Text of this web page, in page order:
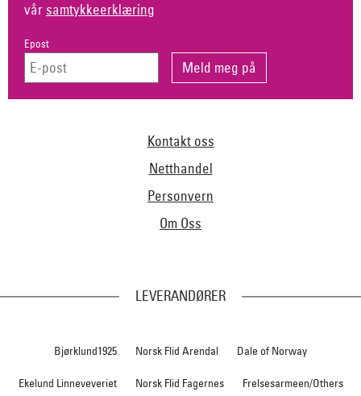
vår samtykkeerklæring
Epost
Kontakt oss
Netthandel
Personvern
Om Oss
LEVERANDØRER
Bjørklund1925 Norsk Flid Arendal Dale of Norway
Ekelund Linneveveriet Norsk Flid Fagernes Frelsesarmeen/Others